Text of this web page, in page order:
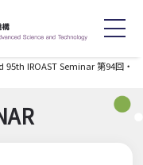
IROAST Seminar 第94回・